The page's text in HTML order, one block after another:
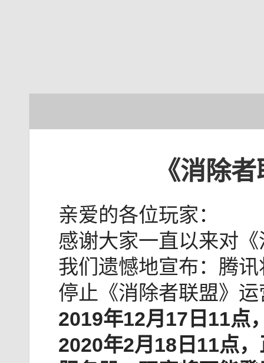
《消除
亲爱的各位玩家：
感谢大家一直以来对
我们遗憾地宣布：腾讯
停止《消除者联盟》
2019年12月17日11点
2020年2月18日11点